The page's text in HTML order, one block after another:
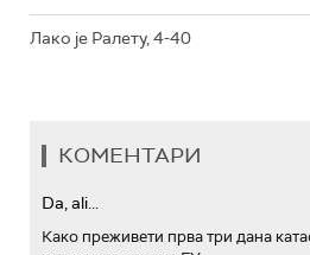
Лако је Ралету, 4-40
КОМЕНТАРИ
Da, ali...
Како преживети прва три дана